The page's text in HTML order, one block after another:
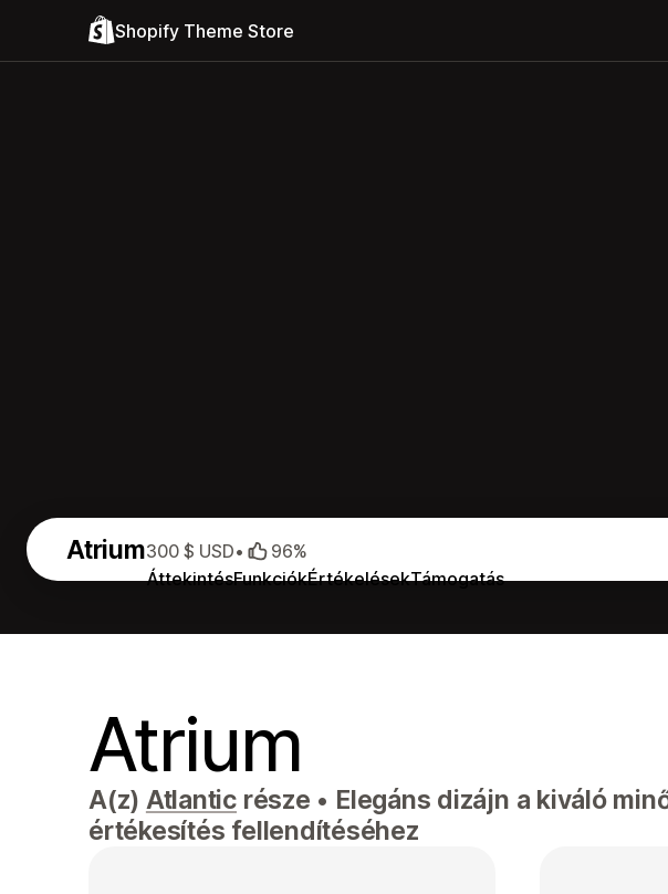
Shopify Theme Store
Atrium
ÁttekintésFunkciókÉrtékelésekTámogatás
300 $ USD• 96%
Atrium
A(z) Atlantic része • Elegáns dizájn a kiváló
értékesítés fellendítéséhez